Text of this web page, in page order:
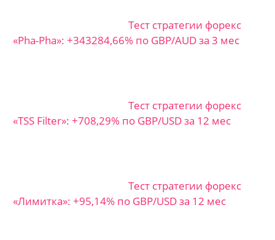
Тест стратегии форекс
«Pha-Pha»: +343284,66% по GBP/AUD за 3 мес
Тест стратегии форекс
«TSS Filter»: +708,29% по GBP/USD за 12 мес
Тест стратегии форекс
«Лимитка»: +95,14% по GBP/USD за 12 мес